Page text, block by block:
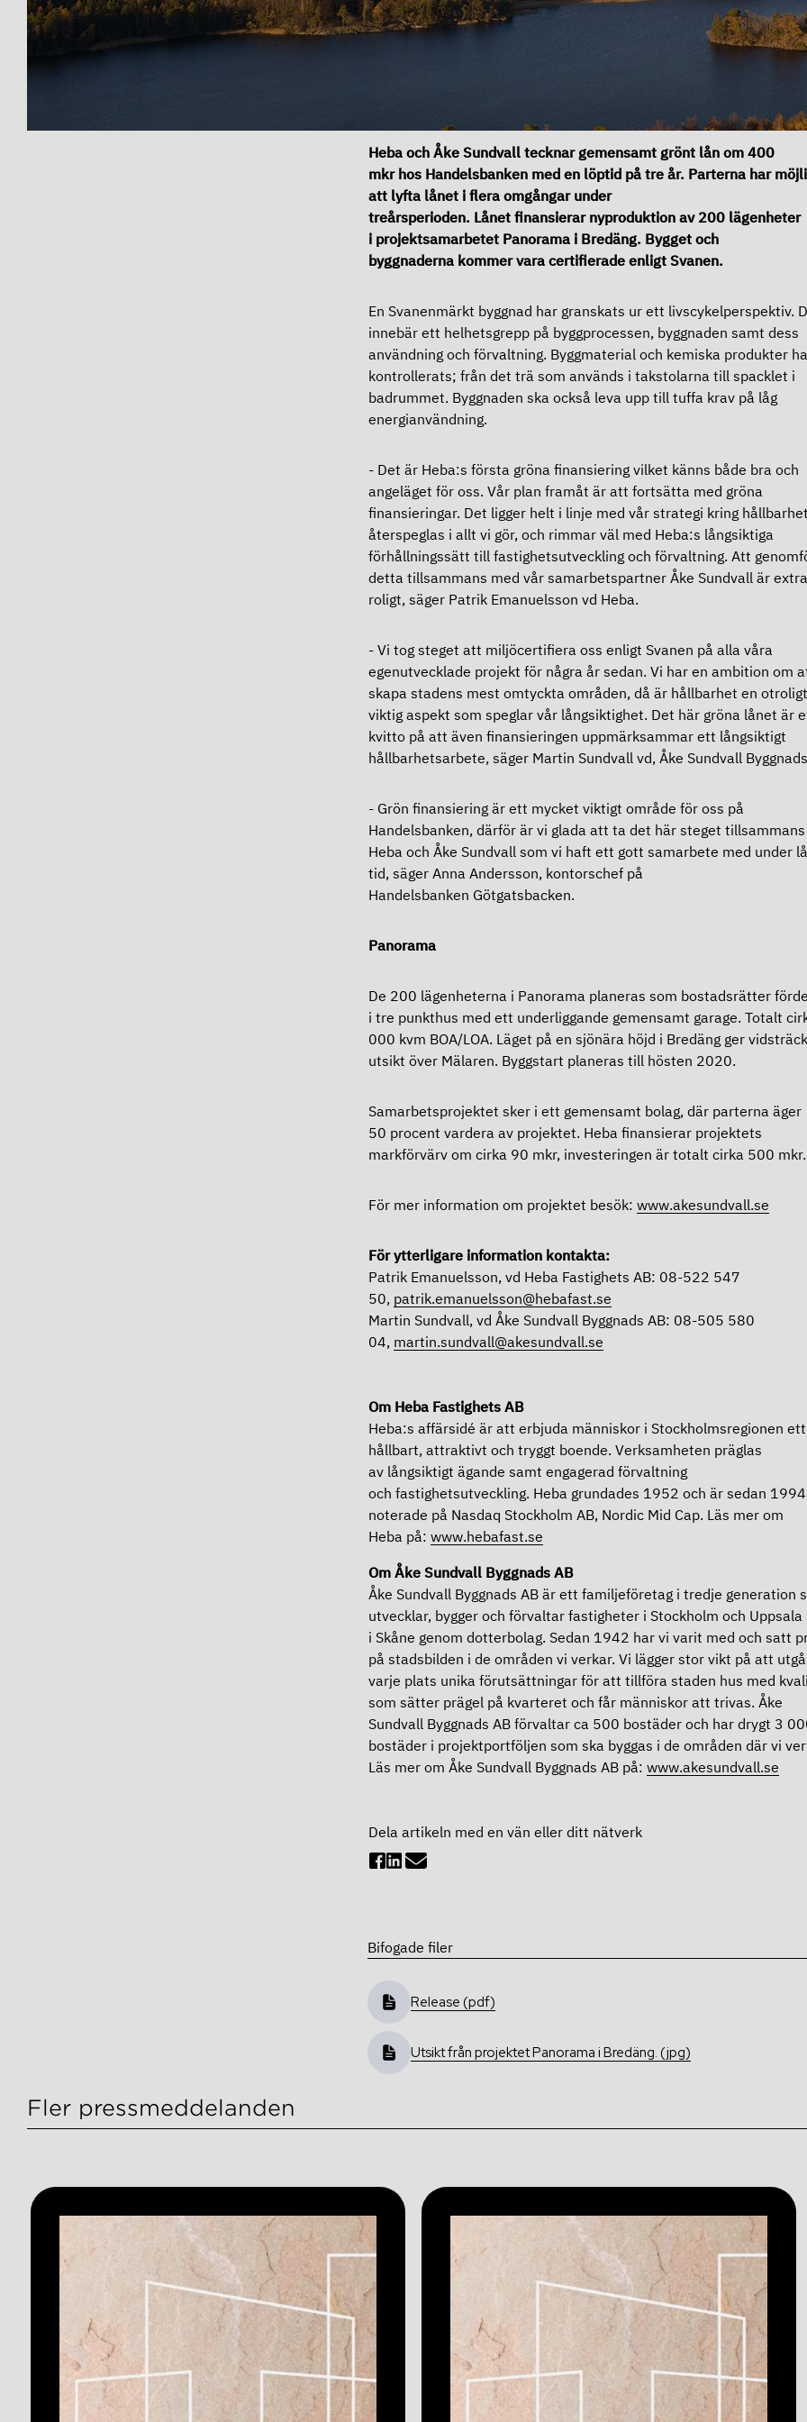
Heba och Åke Sundvall tecknar gemensamt grönt lån om 400
mkr hos Handelsbanken med en löptid på tre år. Parterna har
att lyfta lånet i flera omgångar under
treårsperioden. Lånet finansierar nyproduktion av 200 lägenheter
i projektsamarbetet Panorama i Bredäng. Bygget och
byggnaderna kommer vara certifierade enligt Svanen.
En Svanenmärkt byggnad har granskats ur ett livscykelperspektiv.
innebär ett helhetsgrepp på byggprocessen, byggnaden samt dess
användning och förvaltning. Byggmaterial och kemiska produkter
kontrollerats; från det trä som används i takstolarna till spacklet i
badrummet. Byggnaden ska också leva upp till tuffa krav på låg
energianvändning.
- Det är Heba:s första gröna finansiering vilket känns både bra och
angeläget för oss. Vår plan framåt är att fortsätta med gröna
finansieringar. Det ligger helt i linje med vår strategi kring
återspeglas i allt vi gör, och rimmar väl med Heba:s långsiktiga
förhållningssätt till fastighetsutveckling och förvaltning. Att
detta tillsammans med vår samarbetspartner Åke Sundvall är extra
roligt, säger Patrik Emanuelsson vd Heba.
- Vi tog steget att miljöcertifiera oss enligt Svanen på alla våra
egenutvecklade projekt för några år sedan. Vi har en ambition om
skapa stadens mest omtyckta områden, då är hållbarhet en otroligt
viktig aspekt som speglar vår långsiktighet. Det här gröna lånet är
kvitto på att även finansieringen uppmärksammar ett långsiktigt
hållbarhetsarbete, säger Martin Sundvall vd, Åke Sundvall
- Grön finansiering är ett mycket viktigt område för oss på
Handelsbanken, därför är vi glada att ta det här steget
Heba och Åke Sundvall som vi haft ett gott samarbete med under
tid, säger Anna Andersson, kontorschef på
Handelsbanken Götgatsbacken.
Panorama
De 200 lägenheterna i Panorama planeras som bostadsrätter
i tre punkthus med ett underliggande gemensamt garage. Totalt
000 kvm BOA/LOA. Läget på en sjönära höjd i Bredäng ger
utsikt över Mälaren. Byggstart planeras till hösten 2020.
Samarbetsprojektet sker i ett gemensamt bolag, där parterna äger
50 procent vardera av projektet. Heba finansierar projektets
markförvärv om cirka 90 mkr, investeringen är totalt cirka 500
För mer information om projektet besök: www.akesundvall.se
För ytterligare information kontakta:
Patrik Emanuelsson, vd Heba Fastighets AB: 08-522 547
50, patrik.emanuelsson@hebafast.se
Martin Sundvall, vd Åke Sundvall Byggnads AB: 08-505 580
04, martin.sundvall@akesundvall.se
Om Heba Fastighets AB
Heba:s affärsidé är att erbjuda människor i Stockholmsregionen ett
hållbart, attraktivt och tryggt boende. Verksamheten präglas
av långsiktigt ägande samt engagerad förvaltning
och fastighetsutveckling. Heba grundades 1952 och är sedan 1994
noterade på Nasdaq Stockholm AB, Nordic Mid Cap. Läs mer om
Heba på: www.hebafast.se
Om Åke Sundvall Byggnads AB
Åke Sundvall Byggnads AB är ett familjeföretag i tredje generation
utvecklar, bygger och förvaltar fastigheter i Stockholm och Uppsala
i Skåne genom dotterbolag. Sedan 1942 har vi varit med och satt
på stadsbilden i de områden vi verkar. Vi lägger stor vikt på att
varje plats unika förutsättningar för att tillföra staden hus med
som sätter prägel på kvarteret och får människor att trivas. Åke
Sundvall Byggnads AB förvaltar ca 500 bostäder och har drygt 3
bostäder i projektportföljen som ska byggas i de områden där vi
Läs mer om Åke Sundvall Byggnads AB på: www.akesundvall.se
Dela artikeln med en vän eller ditt nätverk
Bifogade filer
Release (pdf)
Utsikt från projektet Panorama i Bredäng. (jpg)
Fler pressmeddelanden